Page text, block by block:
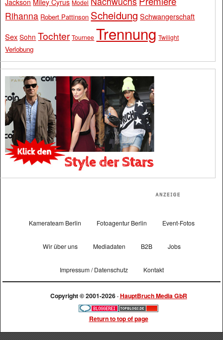
Jackson Miley Cyrus Model
Rihanna Robert Pattinson Scheidung Schwangerschaft
Sex Sohn Tochter Tournee Trennung Twilight
Verlobung
Kamerateam Berlin Fotoagentur Berlin Event-Fotos
Wir über uns Mediadaten B2B Jobs
Impressum / Datenschutz Kontakt
Copyright © 2001-2026 ·HauptBruch Media GbR
Return to top of page